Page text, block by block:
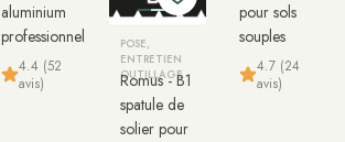
aluminium
professionnel
4.4 (52
avis)
POSE,
ENTRETIEN
OUTILLAGE
Romus - B1
spatule de
solier pour
pour sols
souples
4.7 (24
avis)